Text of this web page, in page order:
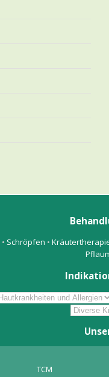
• Schröpfen •
TCM